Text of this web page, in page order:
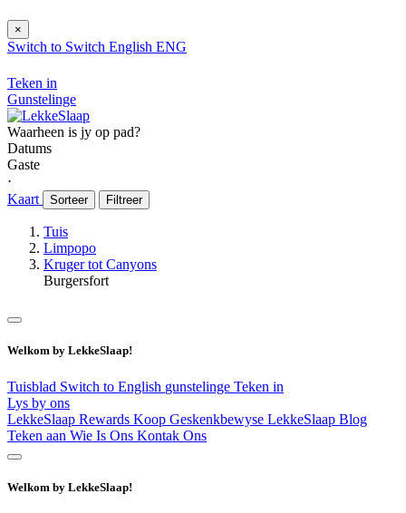
×
Switch to Switch English ENG
Teken in
Gunstelinge
Waarheen is jy op pad?
Datums
Gaste
⋅
Kaart
Sorteer Filtreer
Tuis
Limpopo
Kruger tot Canyons
Burgersfort
Welkom by LekkeSlaap!
Tuisblad Switch to English gunstelinge Teken in
Lys by ons
LekkeSlaap Rewards Koop Geskenkbewyse LekkeSlaap Blog
Teken aan Wie Is Ons Kontak Ons
Welkom by LekkeSlaap!